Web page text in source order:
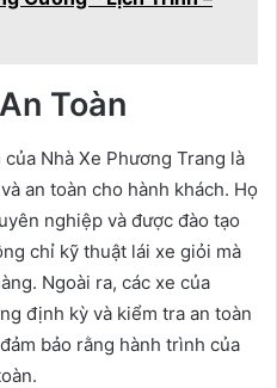
Toàn
Nhà Xe Phương Trang là
an toàn cho hành khách. Họ
nghiệp và được đào tạo
chỉ kỹ thuật lái xe giỏi mà
Ngoài ra, các xe của
định kỳ và kiểm tra an toàn
bảo rằng hành trình của